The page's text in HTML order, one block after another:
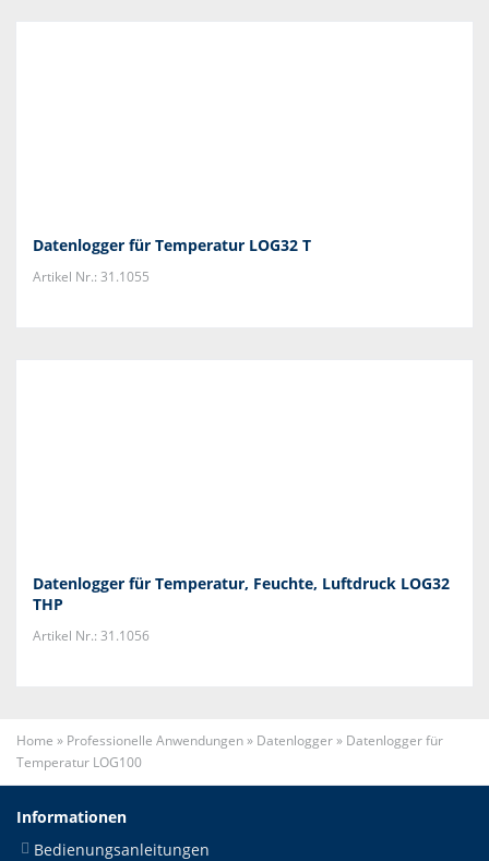
Datenlogger für Temperatur LOG32 T
Artikel Nr.: 31.1055
Datenlogger für Temperatur, Feuchte, Luftdruck LOG32
THP
Artikel Nr.: 31.1056
Home » Professionelle Anwendungen» Datenlogger» Datenlogger für
Temperatur LOG100
Informationen
Bedienungsanleitungen